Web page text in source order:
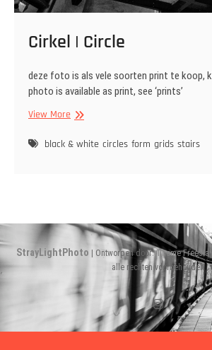
Cirkel | Circle
deze foto is als vele soorten print te koop,
photo is available as print, see ‘prints’
View MoreCirkel
Circle
black & white circles form grids stairs
StrayLightPhoto | Ontworpen door:Theme Freesia
alle rechten voorbehouden